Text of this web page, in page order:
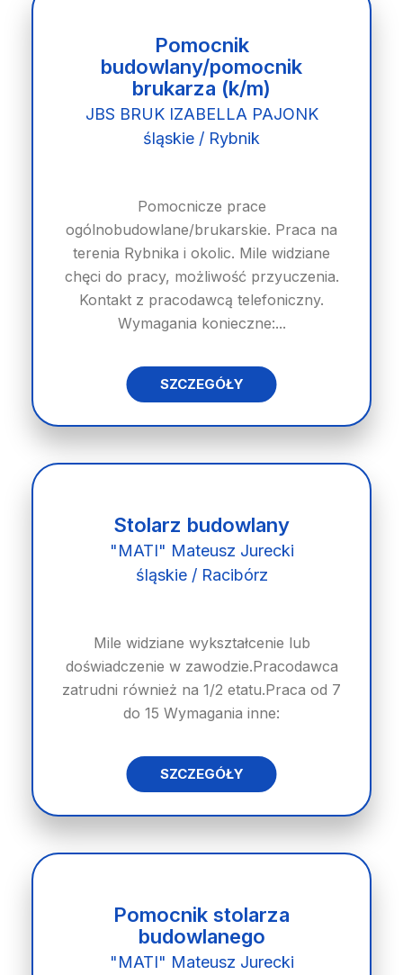
Pomocnik
budowlany/pomocnik
brukarza (k/m)
JBS BRUK IZABELLA PAJONK
śląskie / Rybnik
Pomocnicze prace
ogólnobudowlane/brukarskie. Praca na
terenia Rybnika i okolic. Mile widziane
chęci do pracy, możliwość przyuczenia.
Kontakt z pracodawcą telefoniczny.
Wymagania konieczne:...
SZCZEGÓŁY
Stolarz budowlany
"MATI" Mateusz Jurecki
śląskie / Racibórz
Mile widziane wykształcenie lub
doświadczenie w zawodzie.Pracodawca
zatrudni również na 1/2 etatu.Praca od 7
do 15 Wymagania inne:
SZCZEGÓŁY
Pomocnik stolarza
budowlanego
"MATI" Mateusz Jurecki